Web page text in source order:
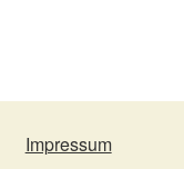
Impressum